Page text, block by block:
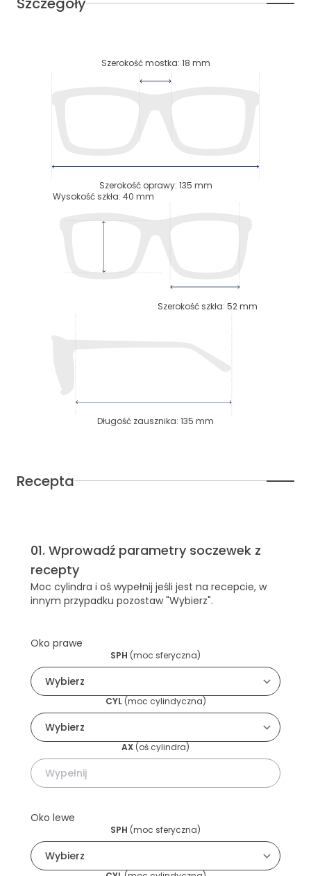
Szerokość mostka: 18 mm
Szerokość oprawy: 135 mm
Wysokość szkła: 40 mm
Szerokość szkła: 52mm
Długość zausznika: 135 mm
Recepta
01. Wprowadź parametry soczewek z
recepty
Moc cylindra i oś wypełnij jeśli jest na recepcie, w
innym przypadku pozostaw "Wybierz".
Oko prawe
SPH (moc sferyczna)
CYL(moc cylindyczna)
AX (oś cylindra)
Oko lewe
SPH (moc sferyczna)